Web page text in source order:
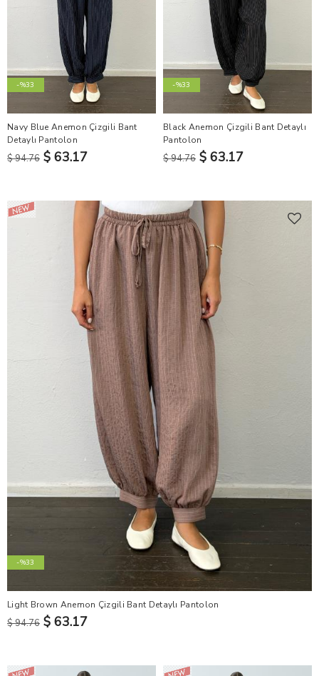
-%33
Navy Blue Anemon Çizgili Bant
Detaylı Pantolon
$ 94.76 $ 63.17
-%33
Black Anemon Çizgili Bant Detaylı
Pantolon
$ 94.76 $ 63.17
-%33
Light Brown Anemon Çizgili Bant Detaylı Pantolon
$ 94.76 $ 63.17